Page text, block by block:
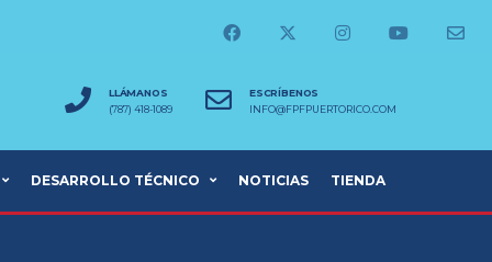
LLÁMANOS
(787) 418-1089
ESCRÍBENOS
INFO@FPFPUERTORICO.COM
DESARROLLO TÉCNICO NOTICIAS TIENDA